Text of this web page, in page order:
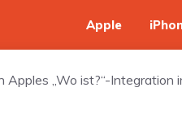
Apple
Apples „Wo ist?“-Integration